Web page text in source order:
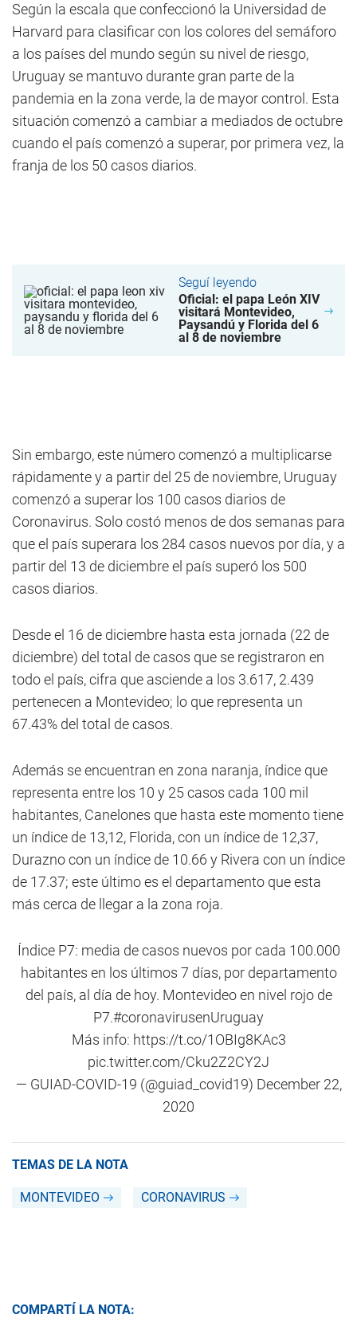
Según la escala que confeccionó la Universidad de
Harvard para clasificar con los colores del semáforo
a los países del mundo según su nivel de riesgo,
Uruguay se mantuvo durante gran parte de la
pandemia en la zona verde, la de mayor control. Esta
situación comenzó a cambiar a mediados de octubre
cuando el país comenzó a superar, por primera vez, la
franja de los 50 casos diarios.
Seguí leyendo
Oficial: el papa León XIV
visitará Montevideo,
Paysandú y Florida del 6
al 8 de noviembre
Sin embargo, este número comenzó a multiplicarse
rápidamente y a partir del 25 de noviembre, Uruguay
comenzó a superar los 100 casos diarios de
Coronavirus. Solo costó menos de dos semanas para
que el país superara los 284 casos nuevos por día, y a
partir del 13 de diciembre el país superó los 500
casos diarios.
Desde el 16 de diciembre hasta esta jornada (22 de
diciembre) del total de casos que se registraron en
todo el país, cifra que asciende a los 3.617, 2.439
pertenecen a Montevideo; lo que representa un
67.43% del total de casos.
Además se encuentran en zona naranja, índice que
representa entre los 10 y 25 casos cada 100 mil
habitantes, Canelones que hasta este momento tiene
un índice de 13,12, Florida, con un índice de 12,37,
Durazno con un índice de 10.66 y Rivera con un índice
de 17.37; este último es el departamento que esta
más cerca de llegar a la zona roja.
Índice P7: media de casos nuevos por cada 100.000
habitantes en los últimos 7 días, por departamento
del país, al día de hoy. Montevideo en nivel rojo de
P7.#coronavirusenUruguay
Más info: https://t.co/1OBIg8KAc3
pic.twitter.com/Cku2Z2CY2J
— GUIAD-COVID-19 (@guiad_covid19) December 22,
2020
TEMAS DE LA NOTA
MONTEVIDEO CORONAVIRUS
COMPARTÍ LA NOTA: